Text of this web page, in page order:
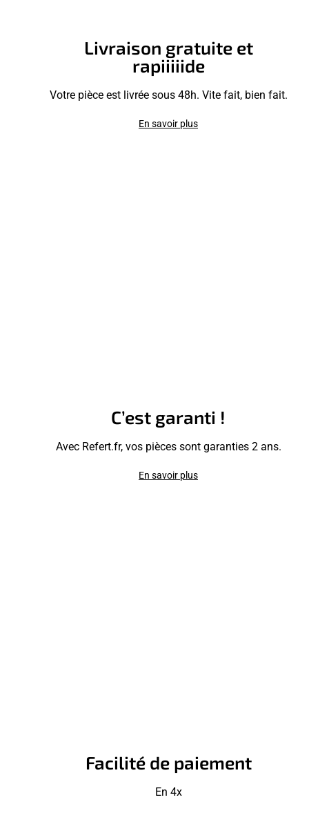
Livraison gratuite et
rapiiiiide
Votre pièce est livrée sous 48h. Vite fait, bien fait.
En savoir plus
C’est garanti !
Avec Refert.fr, vos pièces sont garanties 2 ans.
En savoir plus
Facilité de paiement
En 4x